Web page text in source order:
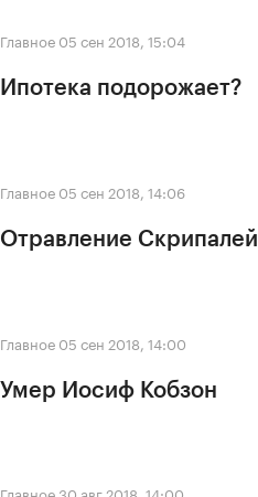
Главное 05 сен 2018, 15:04
Ипотека подорожает?
Главное 05 сен 2018, 14:06
Отравление Скрипалей
Главное 05 сен 2018, 14:00
Умер Иосиф Кобзон